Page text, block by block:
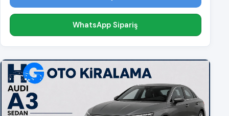
WhatsApp Sipariş